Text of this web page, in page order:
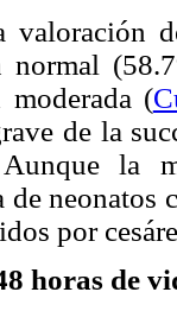
valoración
normal
moderada (
de la
Aunque la
de neonatos
por
horas de